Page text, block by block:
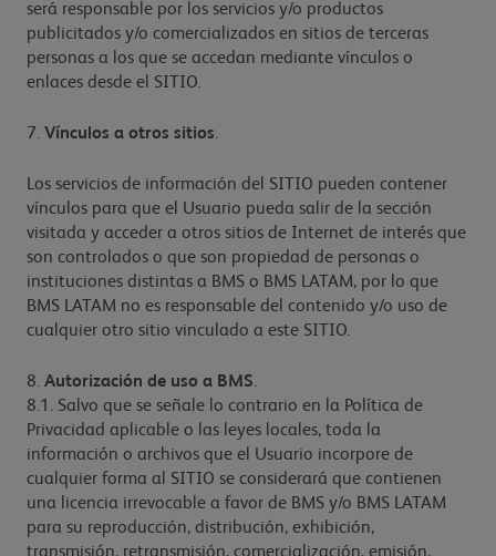
será responsable por los servicios y/o productos
publicitados y/o comercializados en sitios de terceras
personas a los que se accedan mediante vínculos o
enlaces desde el SITIO.
7. Vínculos a otros sitios.
Los servicios de información del SITIO pueden contener
vínculos para que el Usuario pueda salir de la sección
visitada y acceder a otros sitios de Internet de interés que
son controlados o que son propiedad de personas o
instituciones distintas a BMS o BMS LATAM, por lo que
BMS LATAM no es responsable del contenido y/o uso de
cualquier otro sitio vinculado a este SITIO.
8. Autorización de uso a BMS.
8.1. Salvo que se señale lo contrario en la Política de
Privacidad aplicable o las leyes locales, toda la
información o archivos que el Usuario incorpore de
cualquier forma al SITIO se considerará que contienen
una licencia irrevocable a favor de BMS y/o BMS LATAM
para su reproducción, distribución, exhibición,